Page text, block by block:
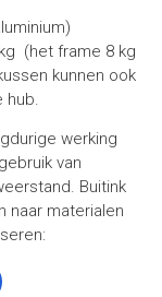
(het frame 8 kg
kunnen ook
hub.
werking
van
Buitink
naar materialen